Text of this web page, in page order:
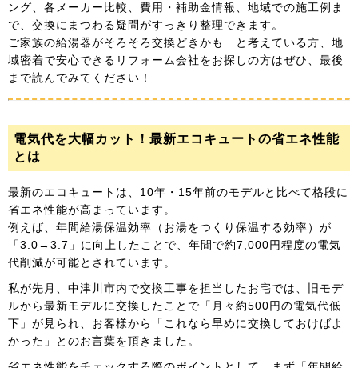
ング、各メーカー比較、費用・補助金情報、地域での施工例ま
で、交換にまつわる疑問がすっきり整理できます。
ご家族の給湯器がそろそろ交換どきかも…と考えている方、地
域密着で安心できるリフォーム会社をお探しの方はぜひ、最後
まで読んでみてください！
電気代を大幅カット！最新エコキュートの省エネ性能
とは
最新のエコキュートは、10年・15年前のモデルと比べて格段に
省エネ性能が高まっています。
例えば、年間給湯保温効率（お湯をつくり保温する効率）が
「3.0→3.7」に向上したことで、年間で約7,000円程度の電気
代削減が可能とされています。
私が先月、中津川市内で交換工事を担当したお宅では、旧モデ
ルから最新モデルに交換したことで「月々約500円の電気代低
下」が見られ、お客様から「これなら早めに交換しておけばよ
かった」とのお言葉を頂きました。